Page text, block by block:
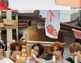
musicjapantv
💡8月特番放送決定！
...
8月 4
5 0